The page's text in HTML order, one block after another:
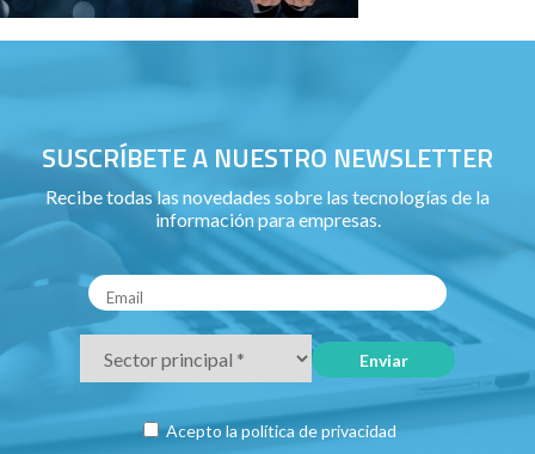
SUSCRÍBETE A NUESTRO NEWSLETTER
Recibe todas las novedades sobre las tecnologías de la
información para empresas.
Acepto la política de privacidad